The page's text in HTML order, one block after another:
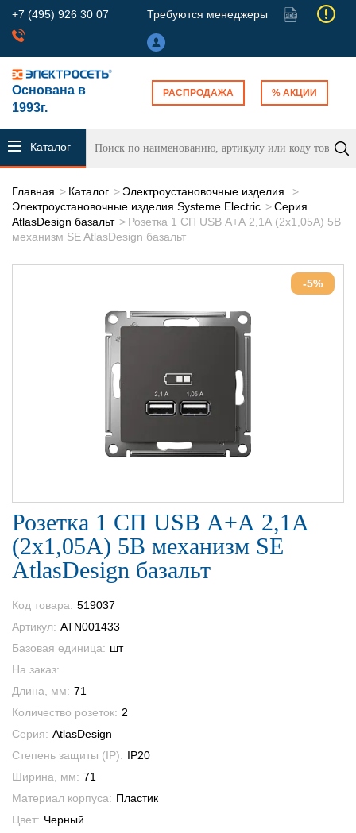
+7 (495) 926 30 07 Требуются менеджеры
Основана в
1993г.
РАСПРОДАЖА % АКЦИИ
Каталог
Главная Каталог
Электроустановочные изделия
Электроустановочные изделия Systeme Electric
Серия
AtlasDesign базальт
Розетка 1 СП USB А+А 2,1А (2х1,05А) 5В
механизм SE AtlasDesign базальт
-5%
Розетка 1 СП USB А+А 2,1А
(2х1,05А) 5В механизм SE
AtlasDesign базальт
Код товара: 519037
Артикул: ATN001433
Базовая единица: шт
На заказ:
Длина, мм: 71
Количество розеток: 2
Серия: AtlasDesign
Степень защиты (IP): IP20
Ширина, мм: 71
Материал корпуса: Пластик
Цвет: Черный